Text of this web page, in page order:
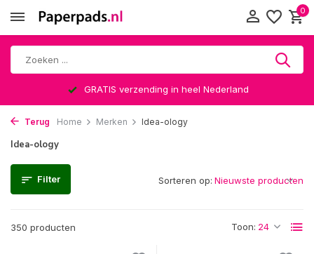
0
GRATIS verzending in heel Nederland
Terug Home Merken Idea-ology
Idea-ology
Filter
350 producten Toon:
Sorteren op: